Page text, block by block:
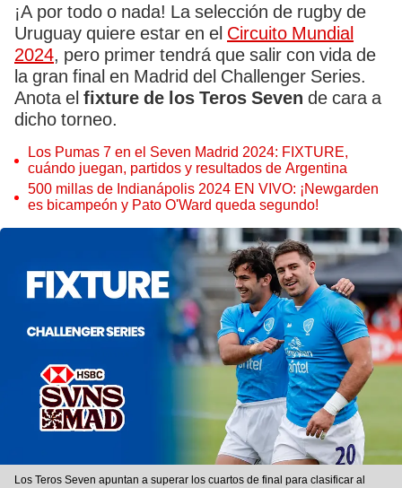
¡A por todo o nada! La selección de rugby de
Uruguay quiere estar en el Circuito Mundial
2024, pero primer tendrá que salir con vida de
la gran final en Madrid del Challenger Series.
Anota el fixture de los Teros Seven de cara a
dicho torneo.
Los Pumas 7 en el Seven Madrid 2024: FIXTURE,
cuándo juegan, partidos y resultados de Argentina
500 millas de Indianápolis 2024 EN VIVO: ¡Newgarden
es bicampeón y Pato O'Ward queda segundo!
Los Teros Seven apuntan a superar los cuartos de final para clasificar al